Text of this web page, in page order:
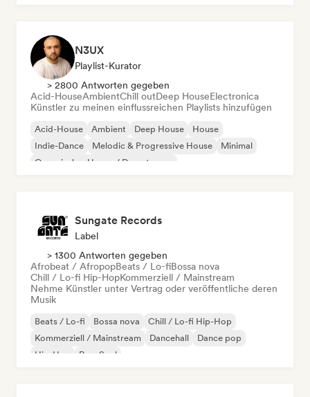
N3UX
Playlist-Kurator
> 2800 Antworten gegeben
Acid-HouseAmbientChill outDeep HouseElectronica
Künstler zu meinen einflussreichen Playlists hinzufügen
Acid-House Ambient Deep House
House
Indie-Dance
Melodic & Progressive House
Minimal
Organischer House / Downtempo
Sungate Records
Label
> 1300 Antworten gegeben
Afrobeat / AfropopBeats / Lo-fiBossa nova
Chill / Lo-fi Hip-HopKommerziell / Mainstream
Nehme Künstler unter Vertrag oder veröffentliche deren
Musik
Beats / Lo-fi Bossa nova
Chill / Lo-fi Hip-Hop
Kommerziell / Mainstream
Dancehall
Dance pop
Hip-Hop
Pop-Soul